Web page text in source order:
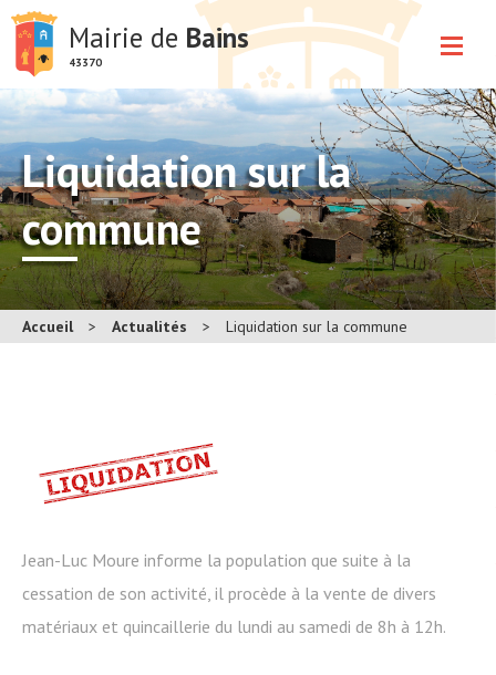
Mairie de Bains
43370
Liquidation sur la
commune
Accueil > Actualités > Liquidation sur la commune
Jean-Luc Moure informe la population que suite à la
cessation de son activité, il procède à la vente de divers
matériaux et quincaillerie du lundi au samedi de 8h à 12h.